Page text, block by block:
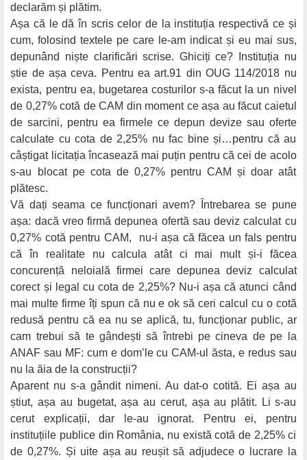
declarăm și plătim.
Așa că le dă în scris celor de la instituția respectivă ce și
cum, folosind textele pe care le-am indicat și eu mai sus,
depunând niște clarificări scrise. Ghiciți ce? Instituția nu
știe de așa ceva. Pentru ea art.91 din OUG 114/2018 nu
exista, pentru ea, bugetarea costurilor s-a făcut la un nivel
de 0,27% cotă de CAM din moment ce așa au făcut caietul
de sarcini, pentru ea firmele ce depun devize sau oferte
calculate cu cota de 2,25% nu fac bine și…pentru că au
câștigat licitația încasează mai puțin pentru că cei de acolo
s-au blocat pe cota de 0,27% pentru CAM și doar atât
plătesc.
Vă dați seama ce funcționari avem? Întrebarea se pune
așa: dacă vreo firmă depunea ofertă sau deviz calculat cu
0,27% cotă pentru CAM, nu-i așa că făcea un fals pentru
că în realitate nu calcula atât ci mai mult și-i făcea
concurență neloială firmei care depunea deviz calculat
corect și legal cu cota de 2,25%? Nu-i așa că atunci când
mai multe firme îți spun că nu e ok să ceri calcul cu o cotă
redusă pentru că ea nu se aplică, tu, funcționar public, ar
cam trebui să te gândești să întrebi pe cineva de pe la
ANAF sau MF: cum e dom’le cu CAM-ul ăsta, e redus sau
nu la ăia de la construcții?
Aparent nu s-a gândit nimeni. Au dat-o cotită. Ei așa au
știut, așa au bugetat, așa au cerut, așa au plătit. Li s-au
cerut explicații, dar le-au ignorat. Pentru ei, pentru
instituțiile publice din România, nu există cotă de 2,25% ci
de 0,27%. Și uite așa au reușit să adjudece o lucrare la